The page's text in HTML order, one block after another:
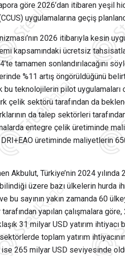
göre 2026’dan itibaren yeşil
uygulamalarına geçiş
2026 itibarıyla kesin
kapsamındaki ücretsiz
tamamen sonlandırılacağını
%11 artış öngörüldüğünü
bu teknolojilerin pilot
çelik sektörü tarafından da
da talep sektörleri
entegre çelik üretiminde
üretiminde maliyetlerin
Akbulut, Türkiye’nin 2024 yılında
bilindiği üzere bazı ülkelerin hurda
bu sayının yakın zamanda 60
tarafından yapılan çalışmalara göre,
31 milyar USD yatırım
toplam yatırım ihtiyacının
265 milyar USD seviyesinde